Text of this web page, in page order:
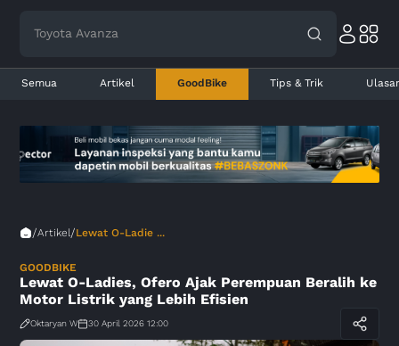
Toyota Avanza
Semua Artikel GoodBike Tips & Trik
/Artikel/Lewat O-Ladie ...
GOODBIKE
Lewat O-Ladies, Ofero Ajak Perempuan Beralih ke
Motor Listrik yang Lebih Efisien
Oktaryan W 30 April 2026 12:00